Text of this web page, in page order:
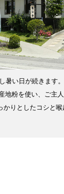
暑い日が続きます
地粉を使い、ご主
りとしたコシと